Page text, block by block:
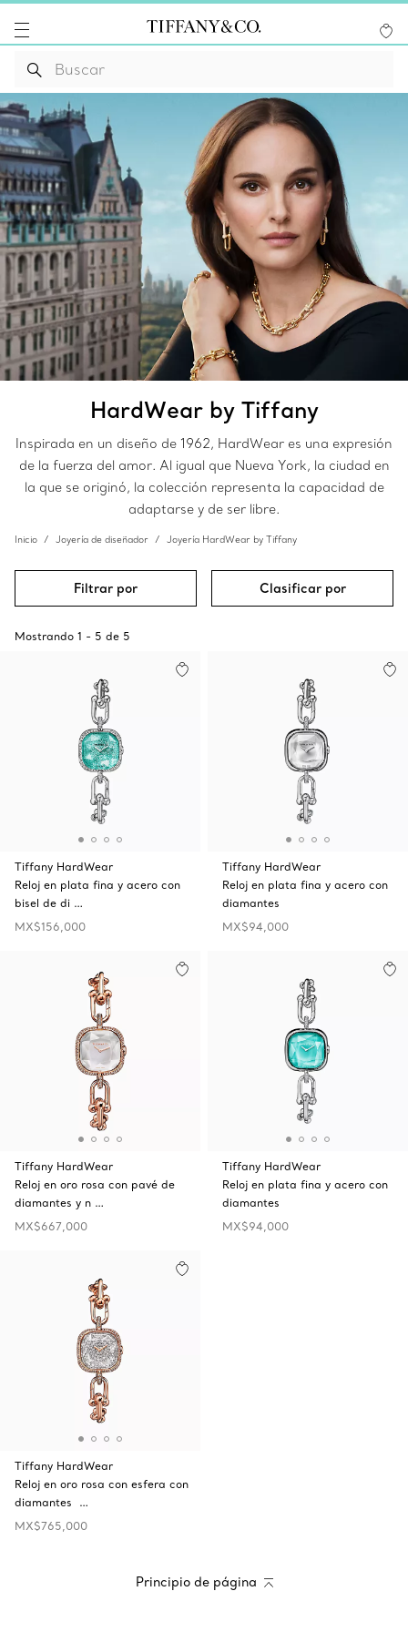
HardWear by Tiffany
Inspirada en un diseño de 1962, HardWear es una expresión
de la fuerza del amor. Al igual que Nueva York, la ciudad en
la que se originó, la colección representa la capacidad de
adaptarse y de ser libre.
Inicio Joyería de diseñador Joyería HardWear by Tiffany
Filtrar por Clasificar por
Mostrando 1 - 5 de 5
Tiffany HardWear
Reloj en plata fina y acero con
bisel de di …
MX$156,000
Tiffany HardWear
Reloj en plata fina y acero con
diamantes
MX$94,000
Tiffany HardWear
Reloj en oro rosa con pavé de
diamantes y n …
MX$667,000
Tiffany HardWear
Reloj en plata fina y acero con
diamantes
MX$94,000
Tiffany HardWear
Reloj en oro rosa con esfera con
diamantes …
MX$765,000
Principio de página